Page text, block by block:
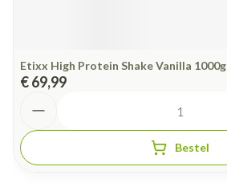
Etixx High Protein Shake Vanilla 1000g
€ 69,99
Bestel